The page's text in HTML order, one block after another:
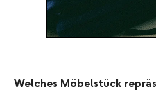
Welches Möbelstück